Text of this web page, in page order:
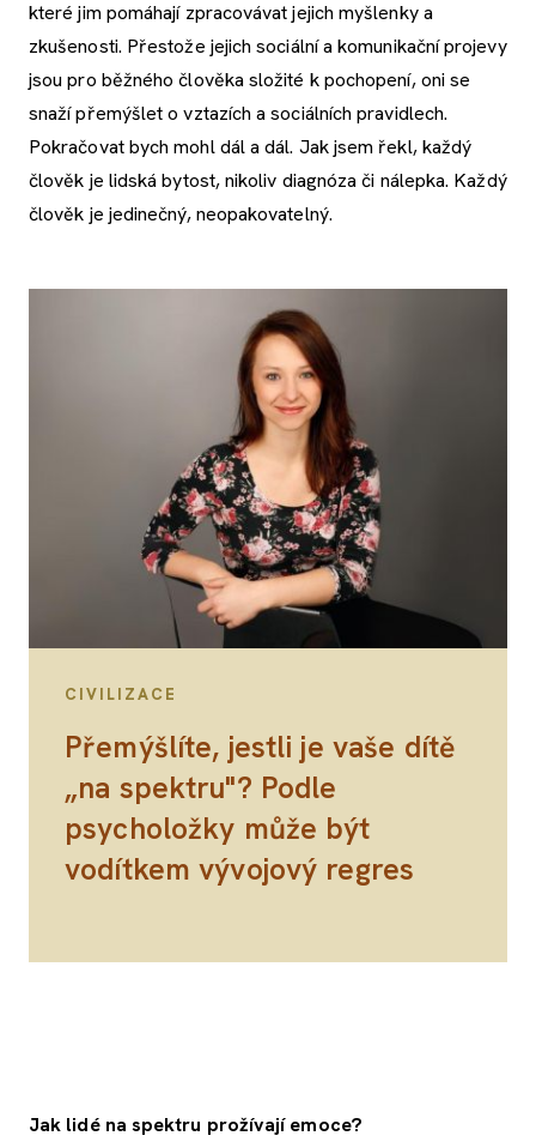
které jim pomáhají zpracovávat jejich myšlenky a
zkušenosti. Přestože jejich sociální a komunikační projevy
jsou pro běžného člověka složité k pochopení, oni se
snaží přemýšlet o vztazích a sociálních pravidlech.
Pokračovat bych mohl dál a dál. Jak jsem řekl, každý
člověk je lidská bytost, nikoliv diagnóza či nálepka. Každý
člověk je jedinečný, neopakovatelný.
CIVILIZACE
Přemýšlíte, jestli je vaše dítě
„na spektru"? Podle
psycholožky může být
vodítkem vývojový regres
Jak lidé na spektru prožívají emoce?